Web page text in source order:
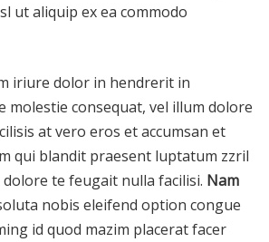
ut aliquip ex ea commodo
iriure dolor in hendrerit in
molestie consequat, vel illum dolore
at vero eros et accumsan et
qui blandit praesent luptatum zzril
te feugait nulla facilisi. Nam
nobis eleifend option congue
id quod mazim placerat facer